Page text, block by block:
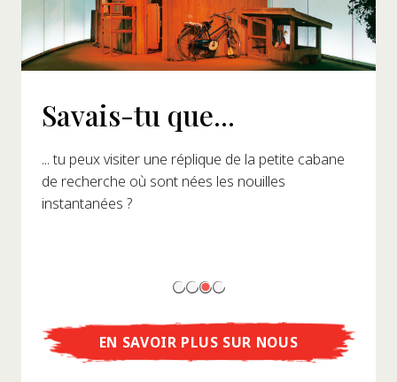
Savais-tu que...
... tu peux visiter une réplique de la petite cabane
de recherche où sont nées les nouilles
instantanées ?
EN SAVOIR PLUS SUR NOUS